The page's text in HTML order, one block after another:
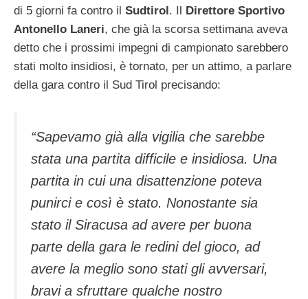
di 5 giorni fa contro il Sudtirol . Il
Direttore Sportivo
Antonello Laneri, che già la scorsa settimana aveva
detto che i prossimi impegni di campionato sarebbero
stati molto insidiosi, è tornato, per un attimo, a parlare
della gara contro il Sud Tirol precisando:
“Sapevamo già alla vigilia che sarebbe
stata una partita difficile e insidiosa. Una
partita in cui una disattenzione poteva
punirci e così è stato. Nonostante sia
stato il Siracusa ad avere per buona
parte della gara le redini del gioco, ad
avere la meglio sono stati gli avversari,
bravi a sfruttare qualche nostro